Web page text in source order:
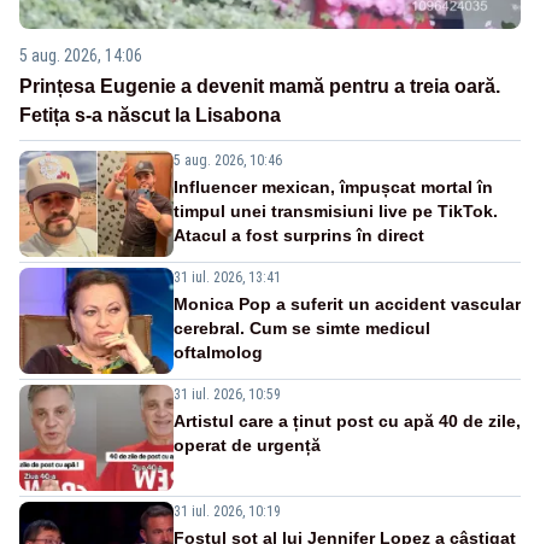
5 aug. 2026, 14:06
Prințesa Eugenie a devenit mamă pentru a treia oară.
Fetița s-a născut la Lisabona
5 aug. 2026, 10:46
Influencer mexican, împușcat mortal în
timpul unei transmisiuni live pe TikTok.
Atacul a fost surprins în direct
31 iul. 2026, 13:41
Monica Pop a suferit un accident vascular
cerebral. Cum se simte medicul
oftalmolog
31 iul. 2026, 10:59
Artistul care a ținut post cu apă 40 de zile,
operat de urgență
31 iul. 2026, 10:19
Fostul soț al lui Jennifer Lopez a câștigat